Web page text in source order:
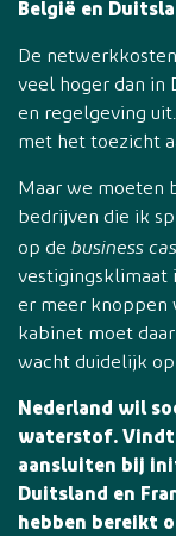
België en
De
veel hoger dan in
en regelgeving
met het toezicht
Maar we moeten
bedrijven die ik
op de business
vestigingsklimaat
er meer knoppen
kabinet moet
wacht duidelijk
Nederland wil
waterstof. Vindt
aansluiten bij
Duitsland en
hebben bereikt